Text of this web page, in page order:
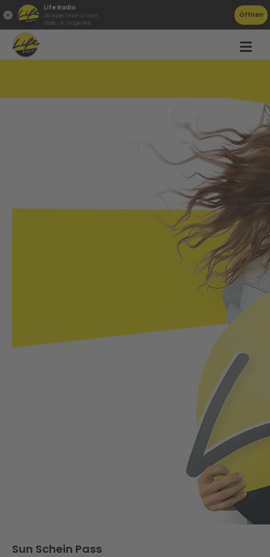
Life Radio
Life Radio GmbH & Co.KG
Gratis - in Google Play
Öffnen
Sun Schein Pass